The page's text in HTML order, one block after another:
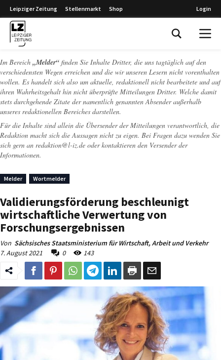
Leipziger Zeitung Stellenmarkt Shop Login
Im Bereich „Melder“ finden Sie Inhalte Dritter, die uns tagtäglich auf den
verschiedensten Wegen erreichen und die wir unseren Lesern nicht vorenthalten
wollen. Es handelt sich also um aktuelle, redaktionell nicht bearbeitete und auf
ihren Wahrheitsgehalt hin nicht überprüfte Mitteilungen Dritter. Welche damit
stets durchgehende Zitate der namentlich genannten Absender außerhalb
unseres redaktionellen Bereiches darstellen.
Für die Inhalte sind allein die Übersender der Mitteilungen verantwortlich, die
Redaktion macht sich die Aussagen nicht zu eigen. Bei Fragen dazu wenden Sie
sich gern an redaktion@l-iz.de oder kontaktieren den Versender der
Informationen.
Melder Wortmelder
Validierungsförderung beschleunigt
wirtschaftliche Verwertung von
Forschungsergebnissen
Von Sächsisches Staatsministerium für Wirtschaft, Arbeit und Verkehr
7. August 2021
0 143